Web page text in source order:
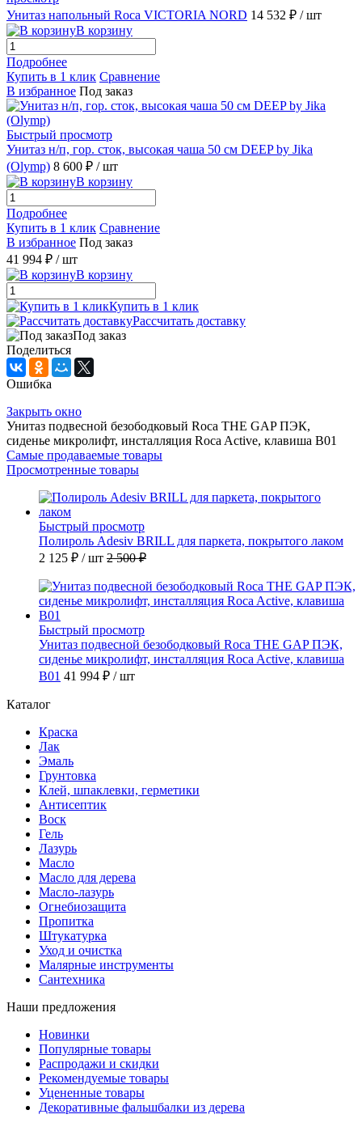
Унитаз напольный Roca VICTORIA NORD 14 532 ₽ / шт
В корзину
Подробнее
Купить в 1 клик Сравнение
В избранное Под заказ
Быстрый просмотр
Унитаз н/п, гор. сток, высокая чаша 50 см DEEP by Jika
(Olymp) 8 600 ₽ / шт
В корзину
Подробнее
Купить в 1 клик Сравнение
В избранное Под заказ
41 994 ₽ / шт
В корзину
Купить в 1 клик
Рассчитать доставку
Под заказ
Поделиться
Ошибка
Закрыть окно
Унитаз подвесной безободковый Roca THE GAP ПЭК,
сиденье микролифт, инсталляция Roca Active, клавиша B01
Самые продаваемые товары
Просмотренные товары
Быстрый просмотр
Полироль Adesiv BRILL для паркета, покрытого лаком
2 125 ₽ / шт 2 500 ₽
Быстрый просмотр
Унитаз подвесной безободковый Roca THE GAP ПЭК,
сиденье микролифт, инсталляция Roca Active, клавиша
B01 41 994 ₽ / шт
Каталог
Краска
Лак
Эмаль
Грунтовка
Клей, шпаклевки, герметики
Антисептик
Воск
Гель
Лазурь
Масло
Масло для дерева
Масло-лазурь
Огнебиозащита
Пропитка
Штукатурка
Уход и очистка
Малярные инструменты
Сантехника
Наши предложения
Новинки
Популярные товары
Распродажи и скидки
Рекомендуемые товары
Уцененные товары
Декоративные фальшбалки из дерева